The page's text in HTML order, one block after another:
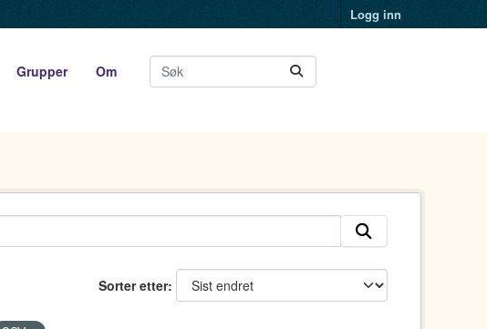
Logg inn
Grupper Om
Sorter etter